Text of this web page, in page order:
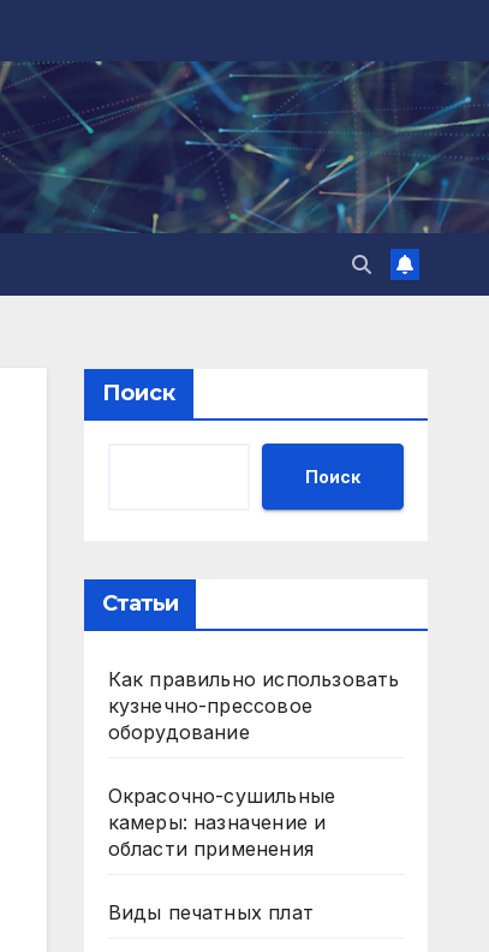
Поиск
Поиск
Статьи
Как правильно использовать
кузнечно-прессовое
оборудование
Окрасочно-сушильные
камеры: назначение и
области применения
Виды печатных плат